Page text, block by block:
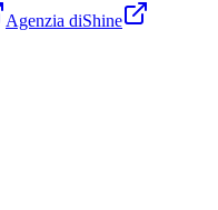
Agenzia diShine